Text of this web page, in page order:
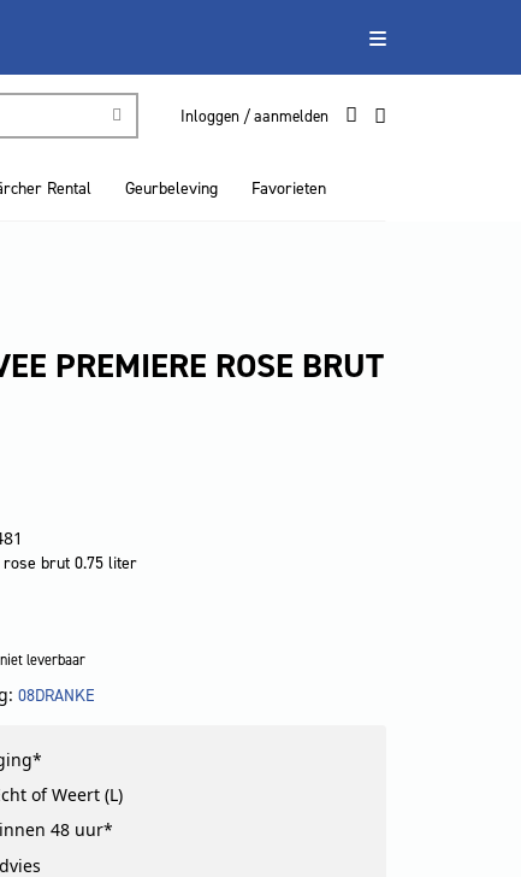
Inloggen / aanmelden
Rental Geurbeleving Favorieten
PREMIERE ROSE BRUT
brut 0.75 liter
leverbaar
08DRANKE
of Weert (L)
48 uur*